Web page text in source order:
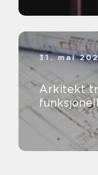
31. mai
Arkitekt